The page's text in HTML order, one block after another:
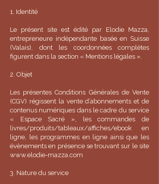
1. Identité
Le présent site est édité par Elodie Mazza,
entrepreneure indépendante basée en Suisse
(Valais), dont les coordonnées complètes
figurent dans la section « Mentions légales ».
2. Objet
Les présentes Conditions Générales de Vente
(CGV) régissent la vente d’abonnements et de
contenus numériques dans le cadre du service
« Espace Sacré », les commandes de
livres/produits/tableaux/affiches/ebook en
ligne, les programmes en ligne ainsi que les
évènements en présence se trouvant sur le site
www.elodie-mazza.com
3. Nature du service